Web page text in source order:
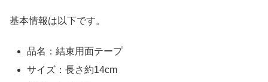
基本情報は以下です。
品名：結束用面テープ
サイズ：長さ約14cm